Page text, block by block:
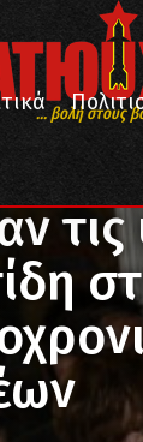
... βολή στους
Άγγιξαν τις